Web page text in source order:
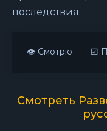
последствия.
👁 Смотрю ☑
Смотреть